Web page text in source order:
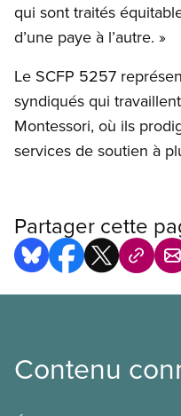
qui sont traités
d’une paye à l’autre. »
Le SCFP 5257
syndiqués qui
Montessori, où ils
services de soutien à
Partager cette
Contenu